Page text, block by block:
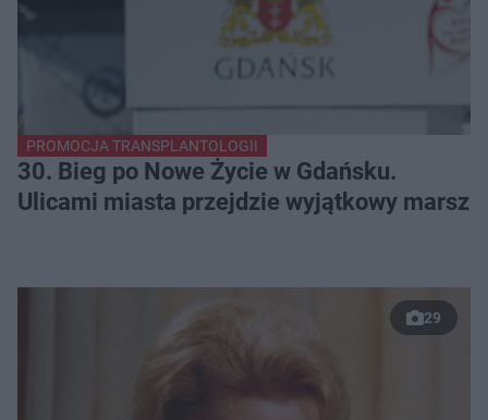
PROMOCJA TRANSPLANTOLOGII
30. Bieg po Nowe Życie w Gdańsku.
Ulicami miasta przejdzie wyjątkowy marsz
29